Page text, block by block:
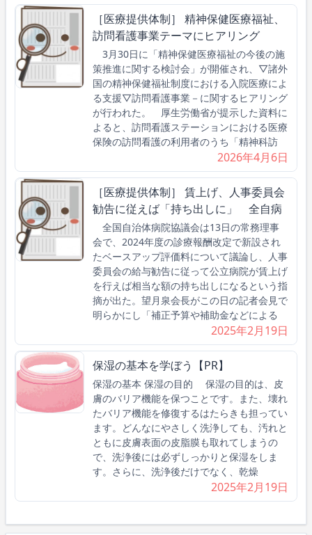
［医療提供体制］ 精神保健医療福祉、
訪問看護事業テーマにヒアリング
3月30日に「精神保健医療福祉の今後の施
策推進に関する検討会」が開催され、▽諸外
国の精神保健福祉制度における入院医療によ
る支援▽訪問看護事業－に関するヒアリング
が行われた。 厚生労働省が提示した資料に
よると、訪問看護ステーションにおける医療
保険の訪問看護の利用者のうち「精神科訪
2026年4月6日
［医療提供体制］ 賃上げ、人事委員会
勧告に従えば「持ち出しに」 全自病
全国自治体病院協議会は13日の常務理事
会で、2024年度の診療報酬改定で新設され
たベースアップ評価料について議論し、人事
委員会の給与勧告に従って公立病院が賃上げ
を行えば相当な額の持ち出しになるという指
摘が出た。望月泉会長がこの日の記者会見で
明らかにし「補正予算や補助金などによる
2025年2月19日
保湿の基本を学ぼう【PR】
保湿の基本 保湿の目的 保湿の目的は、皮
膚のバリア機能を保つことです。また、壊れ
たバリア機能を修復するはたらきも担ってい
ます。どんなにやさしく洗浄しても、汚れと
ともに皮膚表面の皮脂膜も取れてしまうの
で、洗浄後には必ずしっかりと保湿をしま
す。さらに、洗浄後だけでなく、乾燥
2025年2月19日